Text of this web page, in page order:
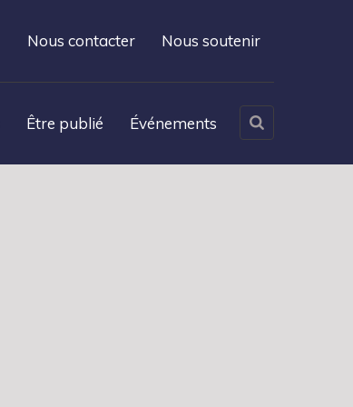
Nous contacter Nous soutenir
Être publié Événements